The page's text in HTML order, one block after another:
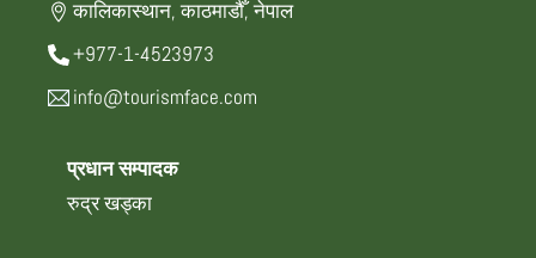
कालिकास्थान, काठमाडौँ, नेपाल
+977-1-4523973
info@tourismface.com
प्रधान सम्पादक
रुद्र खड्का